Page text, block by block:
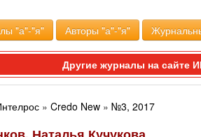
"а"-"я" Авторы "а"-"я"
Другие журналы на сайте
» Credo New » №3, 2017